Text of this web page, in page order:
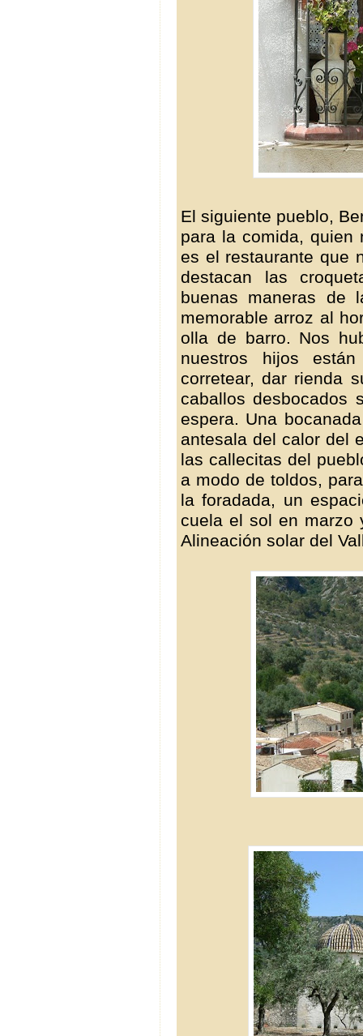
El siguiente pueblo,
para la comida, quien
es el restaurante que
destacan las
buenas maneras de
memorable arroz al
olla de barro. Nos
nuestros hijos
corretear, dar rienda
caballos desbocados
espera. Una
antesala del calor del
las callecitas del
a modo de toldos,
la foradada, un
cuela el sol en marzo
Alineación solar del